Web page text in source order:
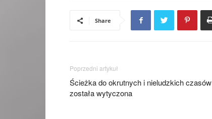
Share
Poprzedni artykuł
Ścieżka do okrutnych i nieludzkich czasów
została wytyczona